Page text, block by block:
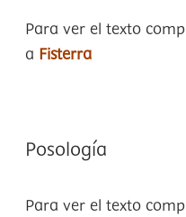
Para ver el texto
a Fisterra
Posología
Para ver el texto